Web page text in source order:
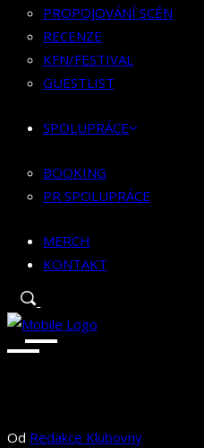
SPOLUPRÁCE
BOOKING
PR SPOLUPRÁCE
MERCH
PROPOJOVÁNÍ SCÉN
RECENZE
KFN/FESTIVAL
GUESTLIST
SPOLUPRÁCE
BOOKING
PR SPOLUPRÁCE
MERCH
KONTAKT
Od Redakce Klubovny